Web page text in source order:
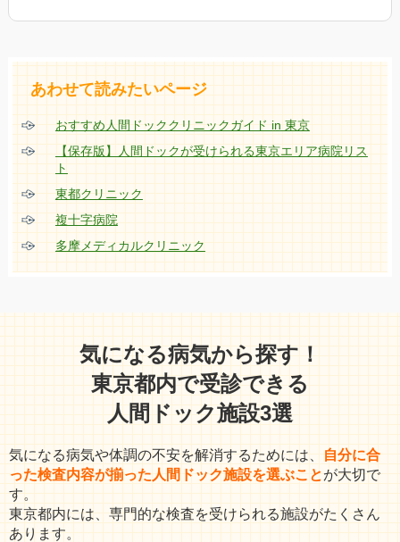
あわせて読みたいページ
おすすめ人間ドッククリニックガイド in 東京
【保存版】人間ドックが受けられる東京エリア病院リス
ト
東都クリニック
複十字病院
多摩メディカルクリニック
気になる病気から探す！
東京都内で受診できる
人間ドック施設3選
気になる病気や体調の不安を解消するためには、自分に合
った検査内容が揃った人間ドック施設を選ぶことが大切で
す。
東京都内には、専門的な検査を受けられる施設がたくさん
あります。